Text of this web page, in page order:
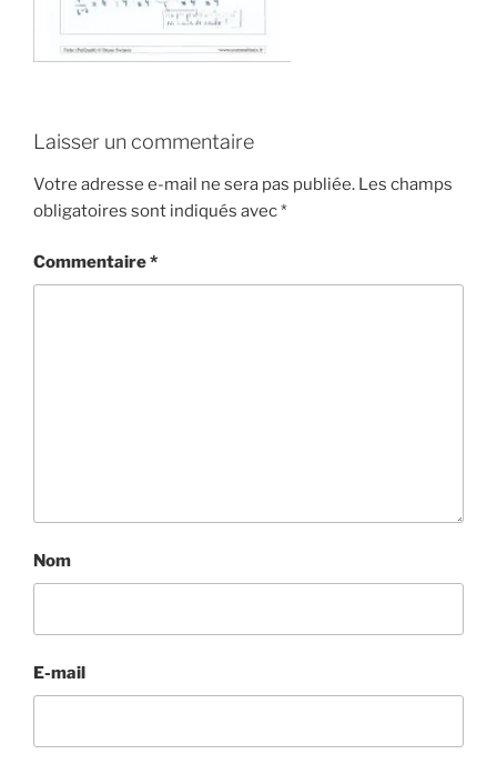
Laisser un commentaire
Votre adresse e-mail ne sera pas publiée. Les champs
obligatoires sont indiqués avec*
Commentaire*
Nom
E-mail